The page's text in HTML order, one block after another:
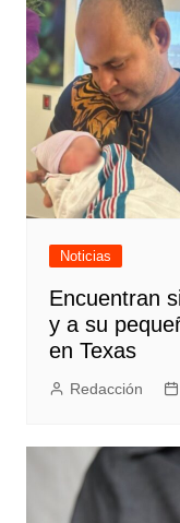
Noticias
Encuentran
y a su
en Texas
Redacción